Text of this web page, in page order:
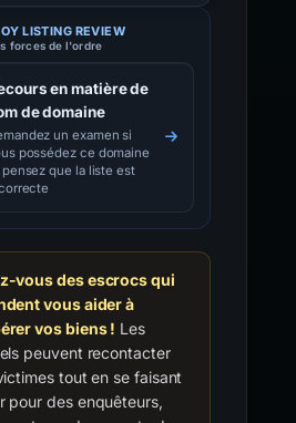
LISTING REVIEW
forces de l'ordre
en matière de
de domaine
un examen si
possédez ce domaine
que la liste est
vous des escrocs qui
vous aider à
vos biens ! Les
peuvent recontacter
tout en se faisant
pour des enquêteurs,